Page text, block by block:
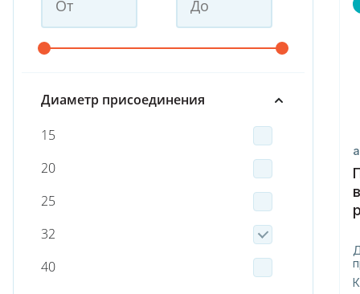
Диаметр присоединения
15
20
25
32
40